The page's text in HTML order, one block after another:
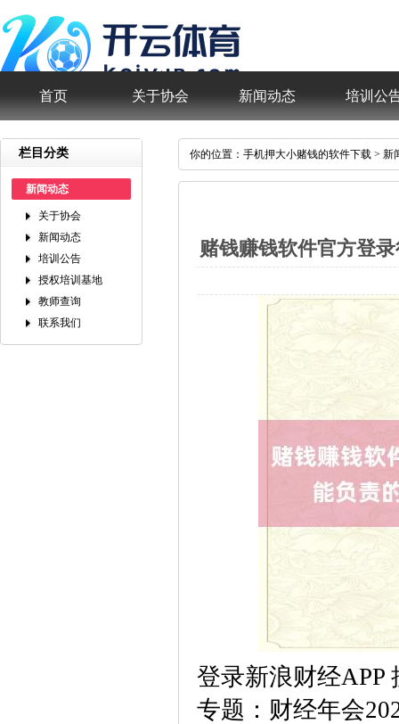
首页 关于协会 新闻动态 培训公
栏目分类
新闻动态
关于协会
新闻动态
培训公告
授权培训基地
教师查询
联系我们
你的位置： 手机押大小赌钱的软件下载 > 新
赌钱赚钱软件官方登
登录新浪财经
专题：财经年会